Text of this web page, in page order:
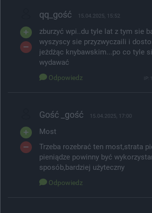
qq_gość 15.04.2025, 15:52
zburzyć wpi..du tyle lat z tym sie
wyszyscy sie przyzwyczaili i
jeżdżąc knybawskim...po co tyle
wydawać
Odpowiedz IP:
Gość _gość 15.04.2025, 17:00
Most
Trzeba rozebrać ten most,strata
pieniądze powinny być
sposób,bardziej użyteczny
Odpowiedz